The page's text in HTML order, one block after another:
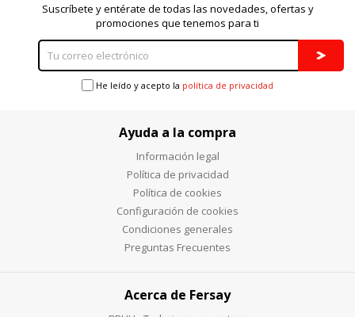
Suscríbete y entérate de todas las novedades, ofertas y
promociones que tenemos para ti
He leído y acepto la política de privacidad
Ayuda a la compra
Información legal
Política de privacidad
Política de cookies
Configuración de cookies
Condiciones generales
Preguntas Frecuentes
Acerca de Fersay